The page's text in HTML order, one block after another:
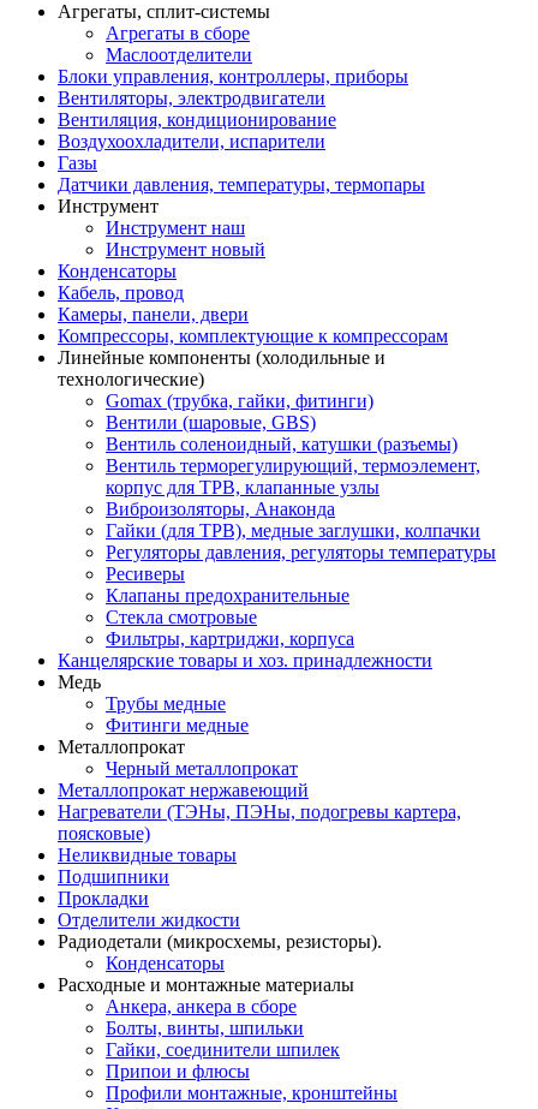
Агрегаты, сплит-системы
Агрегаты в сборе
Маслоотделители
Блоки управления, контроллеры, приборы
Вентиляторы, электродвигатели
Вентиляция, кондиционирование
Воздухоохладители, испарители
Газы
Датчики давления, температуры, термопары
Инструмент
Инструмент наш
Инструмент новый
Конденсаторы
Кабель, провод
Камеры, панели, двери
Компрессоры, комплектующие к компрессорам
Линейные компоненты (холодильные и
технологические)
Gomax (трубка, гайки, фитинги)
Вентили (шаровые, GBS)
Вентиль соленоидный, катушки (разъемы)
Вентиль терморегулирующий, термоэлемент,
корпус для ТРВ, клапанные узлы
Виброизоляторы, Анаконда
Гайки (для ТРВ), медные заглушки, колпачки
Регуляторы давления, регуляторы температуры
Ресиверы
Клапаны предохранительные
Стекла смотровые
Фильтры, картриджи, корпуса
Канцелярские товары и хоз. принадлежности
Медь
Трубы медные
Фитинги медные
Металлопрокат
Черный металлопрокат
Металлопрокат нержавеющий
Нагреватели (ТЭНы, ПЭНы, подогревы картера,
поясковые)
Неликвидные товары
Подшипники
Прокладки
Отделители жидкости
Радиодетали (микросхемы, резисторы).
Конденсаторы
Расходные и монтажные материалы
Анкера, анкера в сборе
Болты, винты, шпильки
Гайки, соединители шпилек
Припои и флюсы
Профили монтажные, кронштейны